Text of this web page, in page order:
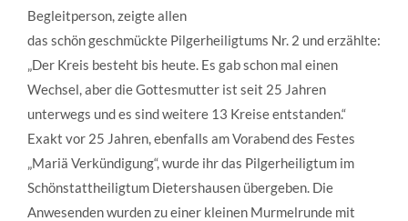
Begleitperson, zeigte allen
das schön geschmückte Pilgerheiligtums Nr. 2 und erzählte:
„Der Kreis besteht bis heute. Es gab schon mal einen
Wechsel, aber die Gottesmutter ist seit 25 Jahren
unterwegs und es sind weitere 13 Kreise entstanden.“
Exakt vor 25 Jahren, ebenfalls am Vorabend des Festes
„Mariä Verkündigung“, wurde ihr das Pilgerheiligtum im
Schönstattheiligtum Dietershausen übergeben. Die
Anwesenden wurden zu einer kleinen Murmelrunde mit